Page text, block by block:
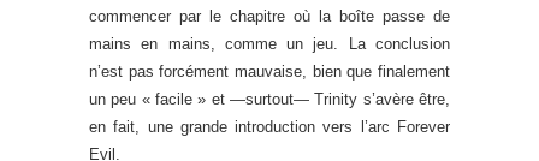
commencer par le chapitre où la boîte passe de
mains en mains, comme un jeu. La conclusion
n’est pas forcément mauvaise, bien que finalement
un peu « facile » et —surtout— Trinity s’avère être,
en fait, une grande introduction vers l’arc Forever
Evil.